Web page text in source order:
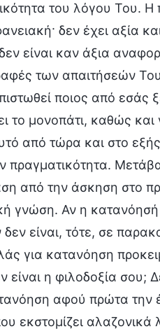
του λόγου Του. Η
δεν έχει αξία
είναι καν άξια
των απαιτήσεών
ποιος από εσάς
το μονοπάτι, καθώς
από τώρα και στο
πραγματικότητα.
από την άσκηση στο
γνώση. Αν η κατανόησή
είναι, τότε, σε
για κατανόηση
η φιλοδοξία σου;
αφού πρώτα την
εκστομίζει